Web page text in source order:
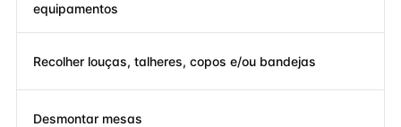
equipamentos
Recolher louças, talheres, copos e/ou bandejas
Desmontar mesas